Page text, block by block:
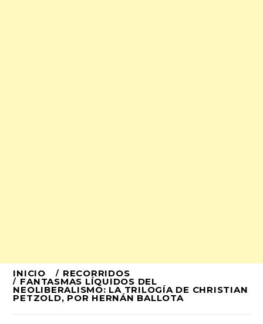
Ir
al
INICIO RECORRIDOS
FANTASMAS LÍQUIDOS DEL
NEOLIBERALISMO: LA TRILOGÍA DE CHRISTIAN
PETZOLD, POR HERNÁN BALLOTA